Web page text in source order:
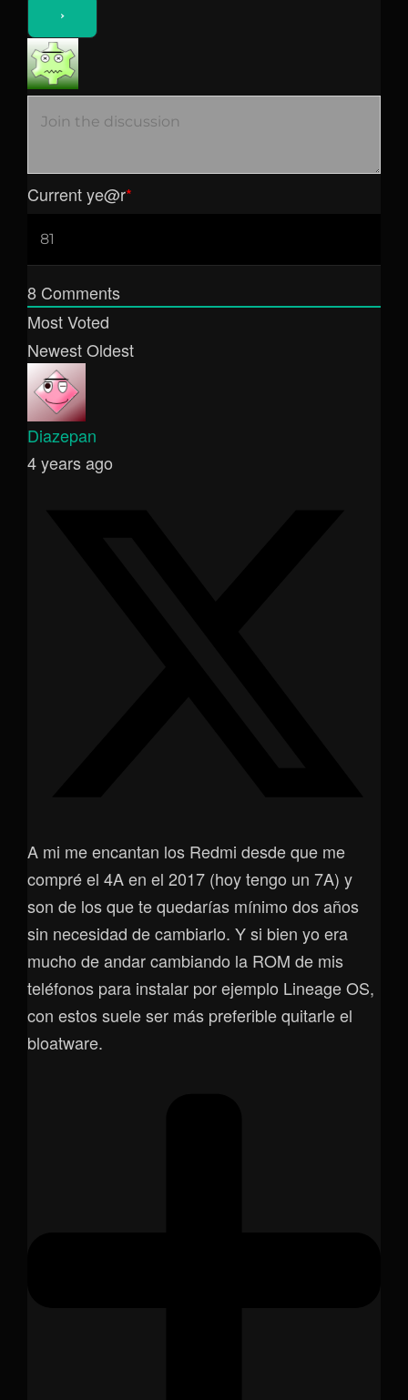
Current ye@r*
8 Comments
Most Voted
NewestOldest
Diazepan
4 years ago
A mi me encantan los Redmi desde que me
compré el 4A en el 2017 (hoy tengo un 7A) y
son de los que te quedarías mínimo dos años
sin necesidad de cambiarlo. Y si bien yo era
mucho de andar cambiando la ROM de mis
teléfonos para instalar por ejemplo Lineage OS,
con estos suele ser más preferible quitarle el
bloatware.